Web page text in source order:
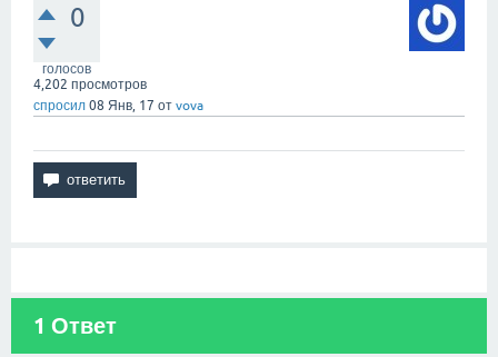
0
голосов
4,202 просмотров
спросил 08 Янв, 17 от vova
1 Ответ